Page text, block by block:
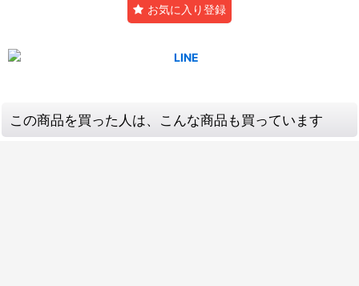
お気に入り登録
この商品を買った人は、こんな商品も買っています